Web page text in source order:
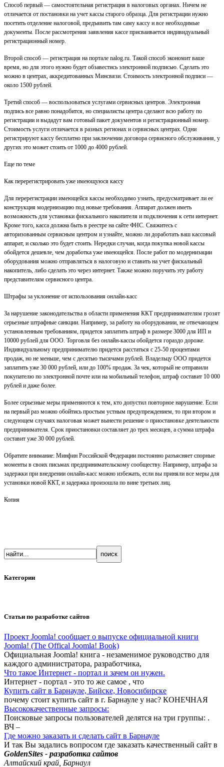
Способ первый — самостоятельная регистрация в налоговых органах. Ничем не
отличается от постановки на учет кассы старого образца. Для регистрации нужно
посетить отделение налоговой, предъявить там саму кассу и все необходимые
документы. После рассмотрения заявления кассе присваивается индивидуальный
регистрационный номер.
Второй способ — регистрация на портале nalog.ru. Такой способ экономит ваше
время, но для этого нужно будет обзавестись электронной подписью. Сделать это
можно в центрах, аккредитованных Минсвязи. Стоимость электронной подписи —
около 1500 рублей.
Третий способ — воспользоваться услугами сервисных центров. Электронная
подпись все равно понадобится, но специалисты центра сделают всю работу по
регистрации и выдадут вам готовый пакет документов и регистрационный номер.
Стоимость услуги отличается в разных регионах и сервисных центрах. Одни
регистрируют кассу бесплатно при заключении договора сервисного обслуживания, у
других это может стоить от 1000 до 4000 рублей.
Еще по теме
Как перерегистрировать уже имеющуюся кассу
Для перерегистрации имеющейся кассы необходимо узнать, предусматривает ли ее
конструкция модернизацию под новые требования. Аппарат должен иметь
возможность для установки фискального накопителя и подключения к сети интернет.
Кроме того, касса должна быть в реестре на сайте ФНС. Свяжитесь с
авторизованным сервисным центром и узнайте, можно ли доработать ваш кассовый
аппарат, и сколько это будет стоить. Нередки случаи, когда покупка новой кассы
обойдется дешевле, чем доработка уже имеющейся. После работ по модернизации
оборудования можно отправляться в налоговую и ставить на учет фискальный
накопитель, либо сделать это через интернет. Также можно поручить эту работу
представителям сервисного центра.
Штрафы за уклонение от использования онлайн-касс
За нарушение законодательства в области применения ККТ предпринимателям грозят
серьезные штрафные санкции. Например, за работу на оборудовании, не отвечающем
установленным требованиям, придется заплатить штраф в размере 3000 для ИП и
10000 рублей для ООО. Торговля без онлайн-кассы обойдется гораздо дороже.
Индивидуальному предпринимателю придется расстаться с 25-50 процентами
продаж, но не меньше, чем с десятью тысячами рублей. Владельцу ООО придется
заплатить уже 30 000 рублей, или до 100% продаж. За чек, который не отправили
покупателю по электронной почте или на мобильный телефон, штраф составит 10 000
рублей и даже более.
Более серьезные меры применяются к тем, кто допустил повторное нарушение. Если
на первый раз можно обойтись простым устным предупреждением, то при втором и
следующем случаях налоговая может вынести решение о приостановке деятельности
предпринимателя. Срок приостановки составляет до трех месяцев, а сумма штрафа
составит уже 30 000 рублей.
Обратите внимание: Минфин Российской Федерации постоянно разъясняет спорные
моменты в своих письмах предпринимательскому сообществу. Например, штрафа за
задержки при внедрении онлайн-касс можно избежать, если вы приняли все меры для
установки новой ККТ, и задержка произошла по вине третьих лиц.
Копия
Категории
Статьи по разработке сайтов
Проект Joomla! сообщает о выпуске официальной книги
Joomla! (The Offical Joomla! Book)
Официальная Joomla! книга - незаменимое руководство для
каждого администратора, разработчика,
Что такое Интернет - портал и зачем он нужен.
Интернет - портал - это то же самое , что
Купить сайт в Барнауле, Бийске, Новосибирске
почему стоит купить сайт в г. Барнауле у нас? КОНЕЧНАЯ
Высококачественные запросы:
Поисковые запросы пользователей делятся на три группы: .
ВЧ –
Где можно заказать и сделать сайт в Барнауле
И так Вы задались вопросом где заказать качественный сайт в
GoldenSites - разработка сайтов
Алтайский край, Барнаул